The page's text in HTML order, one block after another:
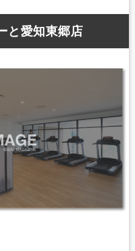
と愛知東郷店